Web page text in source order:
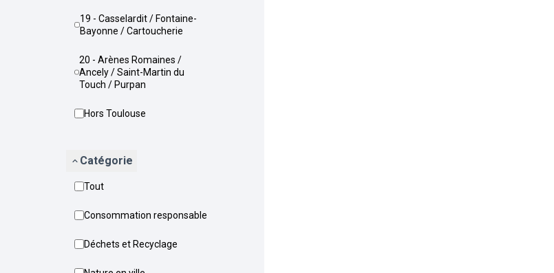
19 - Casselardit / Fontaine-
Bayonne / Cartoucherie
20 - Arènes Romaines /
Ancely / Saint-Martin du
Touch / Purpan
Hors Toulouse
Catégorie
Tout
Consommation responsable
Déchets et Recyclage